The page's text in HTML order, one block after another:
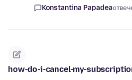
Konstantina Papadea
how-do-i-cancel-my-